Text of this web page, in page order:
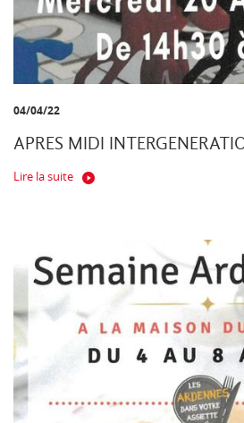
04/04/22
APRES MIDI
Lire la suite